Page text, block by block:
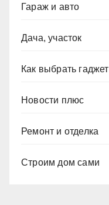
Гараж и авто
Дача, участок
Как выбрать гаджет
Новости плюс
Ремонт и отделка
Строим дом сами